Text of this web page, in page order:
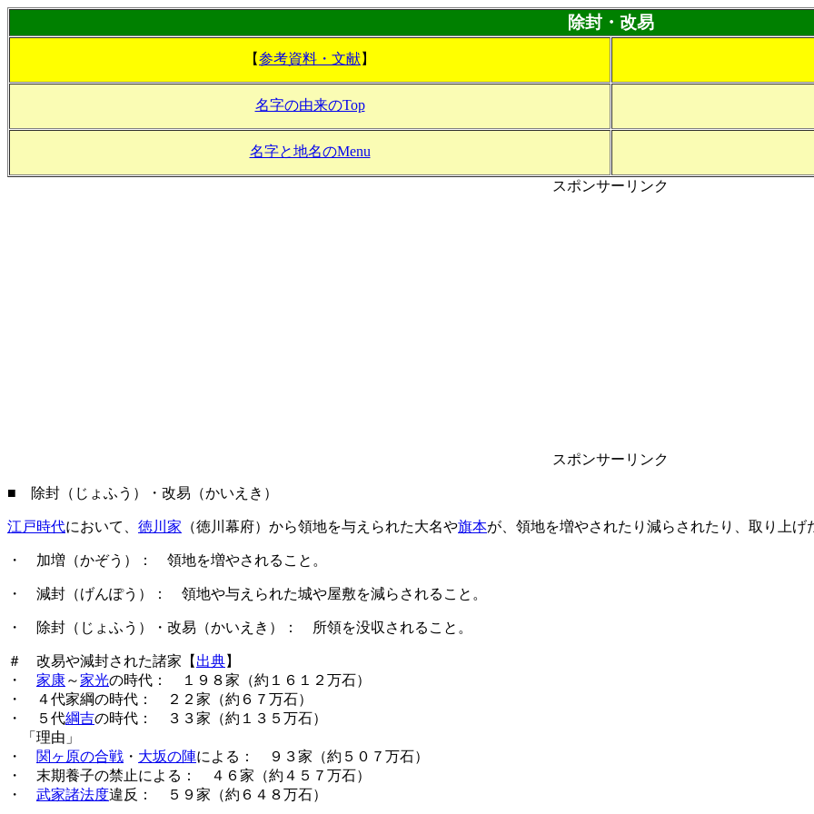
除封・改易
【参考資料・文献】
名字の由来のTop
名字と地名のMenu
スポンサーリンク
スポンサーリンク
■ 除封（じょふう）・改易（かいえき）
江戸時代において、 徳川家 （徳川幕府）から領地を与えられた大名や旗本が、領地を増やされたり減らされたり、取り上げ
・ 加増（かぞう）： 領地を増やされること。
・ 減封（げんぽう）： 領地や与えられた城や屋敷を減らされること。
・ 除封（じょふう）・改易（かいえき）： 所領を没収されること。
＃ 改易や減封された諸家【 出典】
・ 家康～家光の時代： １９８家（約１６１２万石）
・ ４代家綱の時代： ２２家（約６７万石）
・ ５代綱吉の時代： ３３家（約１３５万石）
「理由」
・ 関ヶ原の合戦 ・ 大坂の陣による： ９３家（約５０７万石）
・ 末期養子の禁止による： ４６家（約４５７万石）
・ 武家諸法度違反： ５９家（約６４８万石）